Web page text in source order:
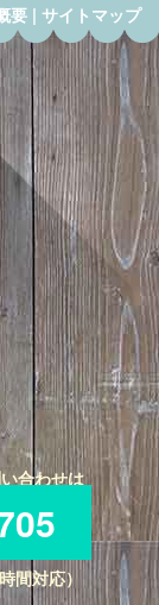
要| サイトマップ
合わせは
対応）